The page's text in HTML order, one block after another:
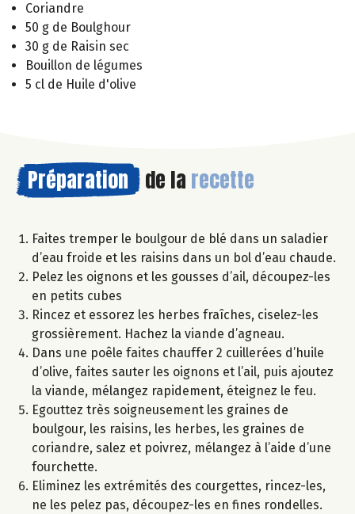
Coriandre
50 g de Boulghour
30 g de Raisin sec
Bouillon de légumes
5 cl de Huile d'olive
Préparation de la recette
Faites tremper le boulgour de blé dans un saladier
d’eau froide et les raisins dans un bol d’eau chaude.
Pelez les oignons et les gousses d’ail, découpez-les
en petits cubes
Rincez et essorez les herbes fraîches, ciselez-les
grossièrement. Hachez la viande d’agneau.
Dans une poêle faites chauffer 2 cuillerées d’huile
d’olive, faites sauter les oignons et l’ail, puis ajoutez
la viande, mélangez rapidement, éteignez le feu.
Egouttez très soigneusement les graines de
boulgour, les raisins, les herbes, les graines de
coriandre, salez et poivrez, mélangez à l’aide d’une
fourchette.
Eliminez les extrémités des courgettes, rincez-les,
ne les pelez pas, découpez-les en fines rondelles.